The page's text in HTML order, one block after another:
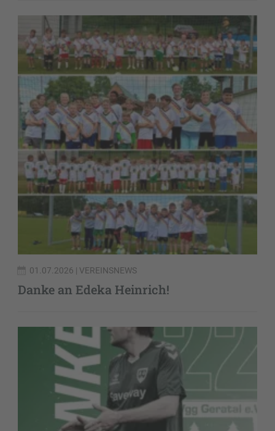
01.07.2026 | VEREINSNEWS
Danke an Edeka Heinrich!